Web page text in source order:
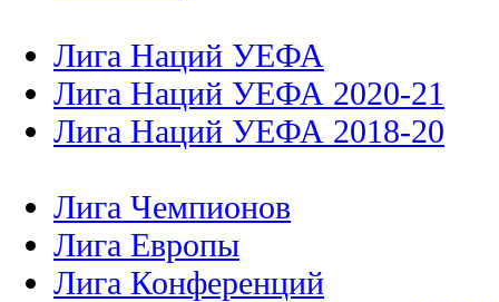
Лига Наций УЕФА
Лига Наций УЕФА 2020-21
Лига Наций УЕФА 2018-20
Лига Чемпионов
Лига Европы
Лига Конференций